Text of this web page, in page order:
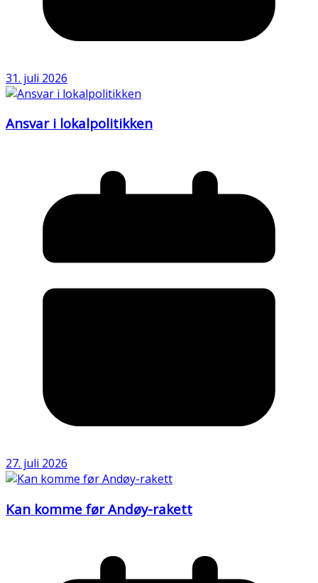
31. juli 2026
Ansvar i lokalpolitikken
27. juli 2026
Kan komme før Andøy-rakett